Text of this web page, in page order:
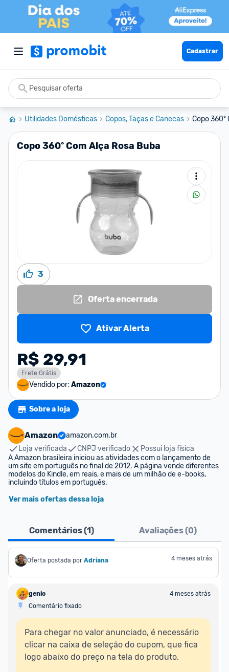
Cadastrar
Utilidades Domésticas Copos, Taças e Canecas Copo 360º
Copo 360º Com Alça Rosa Buba
3
Oferta encerrada
Ativar Alerta
R$ 29,91
Frete Grátis
Vendido por: Amazon
Sobre a loja
Amazon
amazon.com.br
Loja verificada
CNPJ verificado
Possui loja física
A Amazon brasileira iniciou as atividades com o lançamento de
um site em português no final de 2012. A página vende diferentes
modelos do Kindle, em reais, e mais de um milhão de e-books,
incluindo títulos em português.
Ver mais ofertas dessa loja
Comentários (1) Avaliações (0)
Oferta postada por Adriana 4 meses atrás
genio
4 meses atrás
Comentário fixado
Para chegar no valor anunciado, é necessário
clicar na caixa de seleção do cupom, que fica
logo abaixo do preço na tela do produto.